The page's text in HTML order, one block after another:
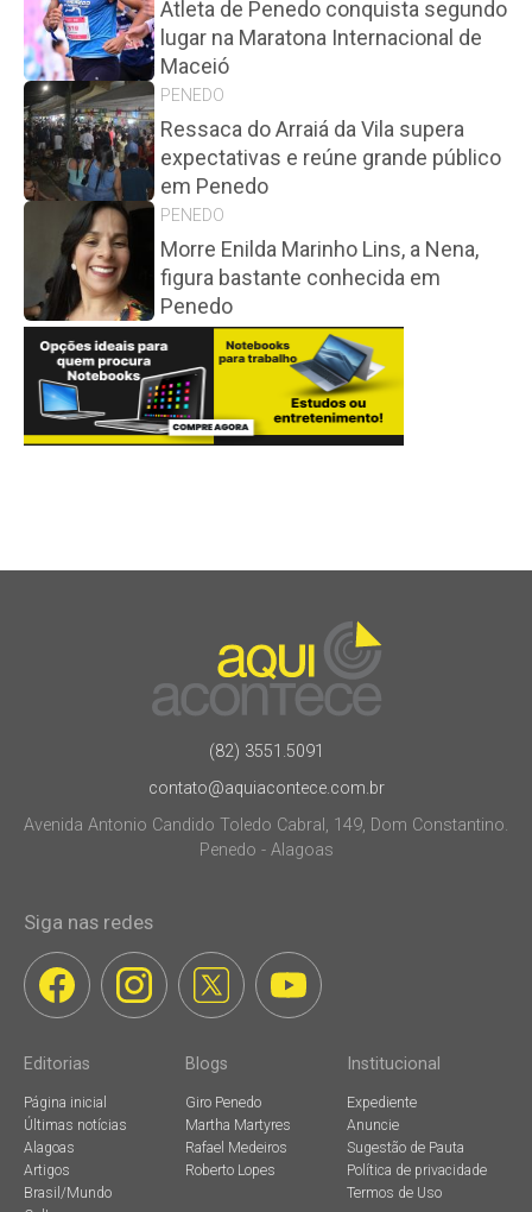
Atleta de Penedo conquista segundo
lugar na Maratona Internacional de
Maceió
PENEDO
Ressaca do Arraiá da Vila supera
expectativas e reúne grande público
em Penedo
PENEDO
Morre Enilda Marinho Lins, a Nena,
figura bastante conhecida em
Penedo
(82) 3551.5091
contato@aquiacontece.com.br
Avenida Antonio Candido Toledo Cabral, 149, Dom Constantino.
Penedo - Alagoas
Siga nas redes
Editorias
Página inicial
Últimas notícias
Alagoas
Artigos
Brasil/Mundo
Blogs
Giro Penedo
Martha Martyres
Rafael Medeiros
Roberto Lopes
Institucional
Expediente
Anuncie
Sugestão de Pauta
Política de privacidade
Termos de Uso